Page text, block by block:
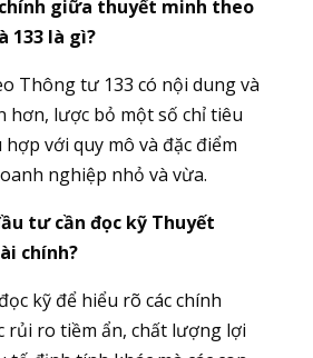
giữa thuyết minh theo
133 là gì?
Thông tư 133 có nội dung và
hơn, lược bỏ một số chỉ tiêu
với quy mô và đặc điểm
nghiệp nhỏ và vừa.
tư cần đọc kỹ Thuyết
chính?
kỹ để hiểu rõ các chính
rủi ro tiềm ẩn, chất lượng lợi